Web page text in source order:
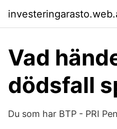
Vad
dödsfall
Du som har BTP - PRI